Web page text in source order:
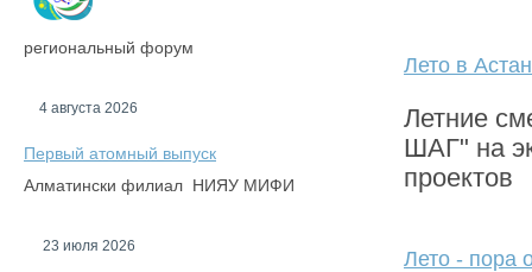
региональный форум
4 августа 2026
Первый атомный выпуск
Алматински филиал НИЯУ МИФИ
23 июля 2026
Лето в
Летние
ШАГ" на
проектов
Лето - пора